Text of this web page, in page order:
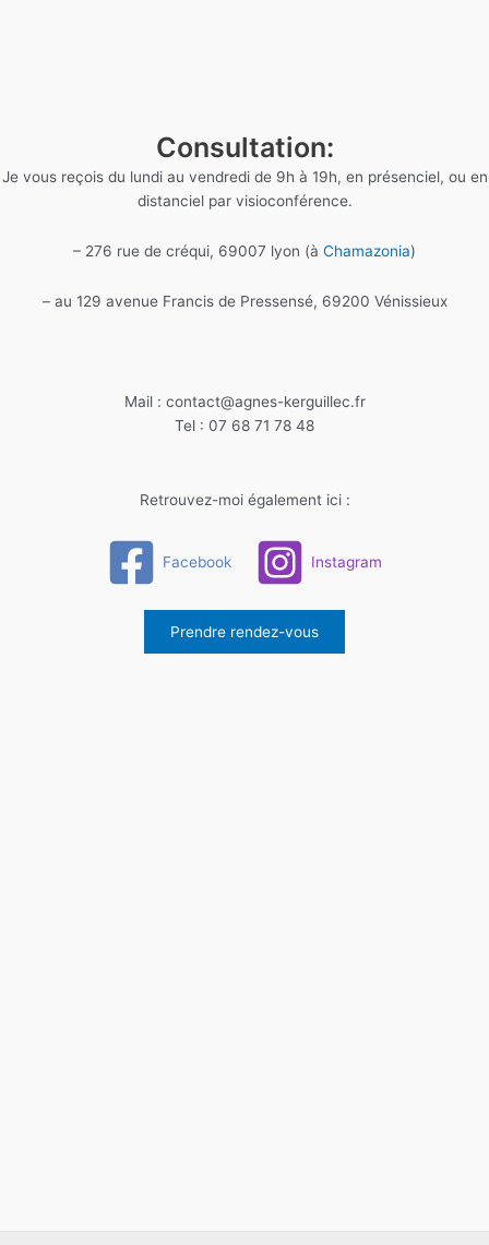
Consultation:
Je vous reçois du lundi au vendredi de 9h à 19h, en présenciel, ou en
distanciel par visioconférence.
– 276 rue de créqui, 69007 lyon (à Chamazonia)
– au 129 avenue Francis de Pressensé, 69200 Vénissieux
Mail : contact@agnes-kerguillec.fr
Tel : 07 68 71 78 48
Retrouvez-moi également ici :
Facebook Instagram
Prendre rendez-vous